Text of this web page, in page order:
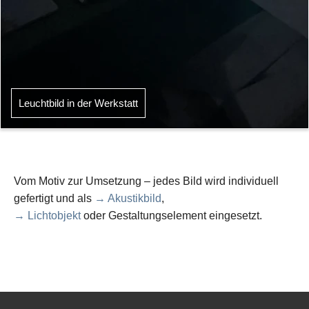
Leuchtbild in der Werkstatt
Vom Motiv zur Umsetzung – jedes Bild wird individuell
gefertigt und als → Akustikbild,
→ Lichtobjektoder Gestaltungselement eingesetzt.